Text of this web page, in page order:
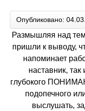
Опубликовано:
Размышляя над
пришли к выводу,
напоминает
наставник,
глубокого
подопечного
выслушать,